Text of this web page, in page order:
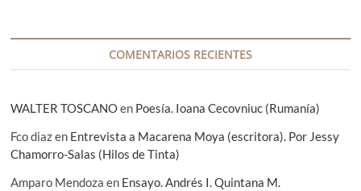
d
COMENTARIOS RECIENTES
WALTER TOSCANOen Poesía. Ioana Cecovniuc (Rumanía)
Fco diazen Entrevista a Macarena Moya (escritora). Por Jessy
Chamorro-Salas (Hilos de Tinta)
Amparo Mendoza en Ensayo. Andrés I. Quintana M.